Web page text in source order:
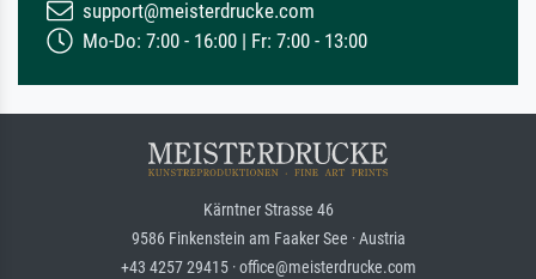
support@meisterdrucke.com
Mo-Do: 7:00 - 16:00 | Fr: 7:00 - 13:00
Kärntner Strasse 46
9586 Finkenstein am Faaker See · Austria
+43 4257 29415 · office@meisterdrucke.com